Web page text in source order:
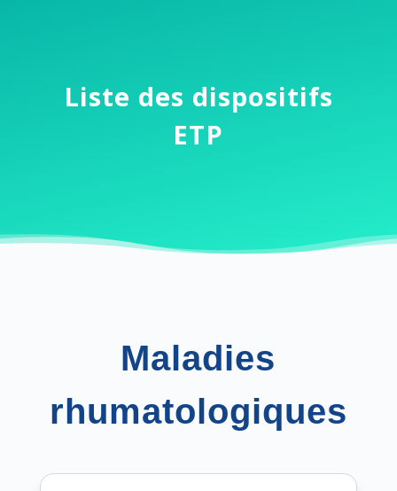
Liste des dispositifs
ETP
Maladies
rhumatologiques